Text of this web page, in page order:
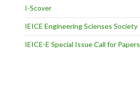
I-Scover
IEICE Engineering Scienses Society
IEICE-E Special Issue Call for Papers